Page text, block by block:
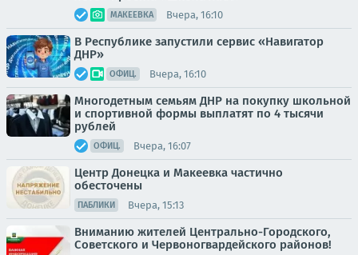
МАКЕЕВКА Вчера, 16:10
В Республике запустили сервис «Навигатор
ДНР»
ОФИЦ. Вчера, 16:10
Многодетным семьям ДНР на покупку школьной
и спортивной формы выплатят по 4 тысячи
рублей
ОФИЦ. Вчера, 16:07
Центр Донецка и Макеевка частично
обесточены
ПАБЛИКИ Вчера, 15:13
Вниманию жителей Центрально-Городского,
Советского и Червоногвардейского районов!